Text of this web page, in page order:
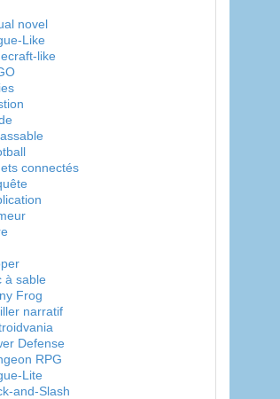
novel
Like
like
connectés
à sable
Frog
narratif
Defense
RPG
Lite
and-Slash